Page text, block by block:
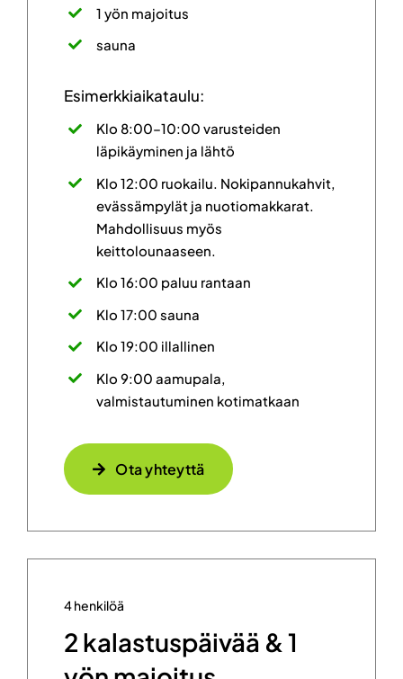
1 yön majoitus
sauna
Esimerkkiaikataulu:
Klo 8:00–10:00 varusteiden
läpikäyminen ja lähtö
Klo 12:00 ruokailu. Nokipannukahvit,
evässämpylät ja nuotiomakkarat.
Mahdollisuus myös
keittolounaaseen.
Klo 16:00 paluu rantaan
Klo 17:00 sauna
Klo 19:00 illallinen
Klo 9:00 aamupala,
valmistautuminen kotimatkaan
Ota yhteyttä
4 henkilöä
2 kalastuspäivää & 1